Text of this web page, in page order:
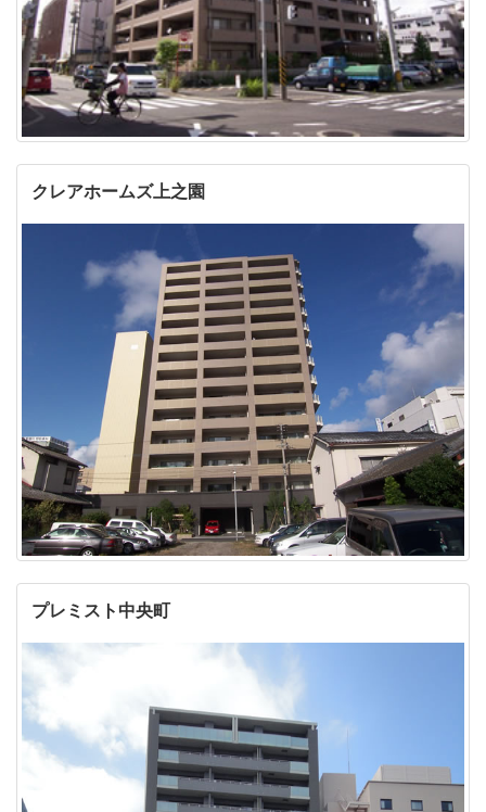
クレアホームズ上之園
プレミスト中央町